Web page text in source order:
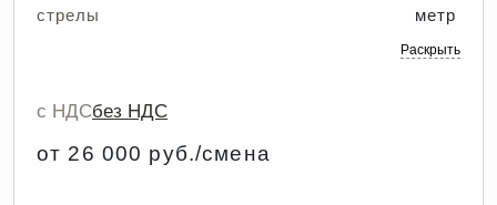
стрелы
метр
Раскрыть
с НДСбез НДС
от 26 000 руб./смена